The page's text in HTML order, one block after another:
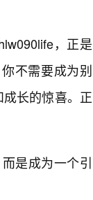
，正是
不需要成为别
长的惊喜。正
是成为一个引